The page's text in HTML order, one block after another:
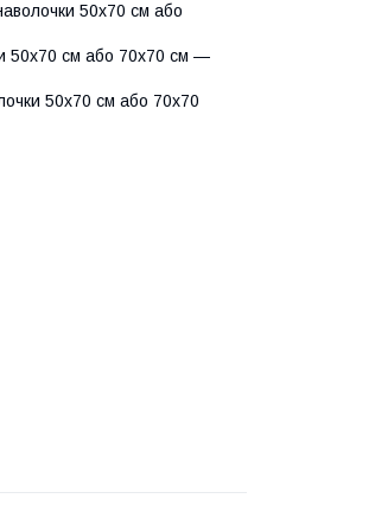
50х70 см або
50х70 см або 70х70 см —
50х70 см або 70х70